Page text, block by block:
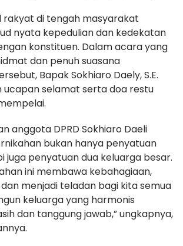
rakyat di tengah masyarakat
nyata kepedulian dan kedekatan
konstituen. Dalam acara yang
dan penuh suasana
Bapak Sokhiaro Daely, S.E.
ucapan selamat serta doa restu
anggota DPRD Sokhiaro Daeli
bukan hanya penyatuan
juga penyatuan dua keluarga besar.
ini membawa kebahagiaan,
menjadi teladan bagi kita semua
keluarga yang harmonis
dan tanggung jawab,” ungkapnya,